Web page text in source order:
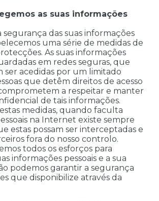
as suas informações
segurança das suas informações
uma série de medidas de
As suas informações
em redes seguras, que
ser acedidas por um limitado
que detêm direitos de acesso
a respeitar e manter
de tais informações.
medidas, quando faculta
na Internet existe sempre
estas possam ser interceptadas e
fora do nosso controlo.
todos os esforços para
informações pessoais e a sua
podemos garantir a segurança
que disponibilize através da